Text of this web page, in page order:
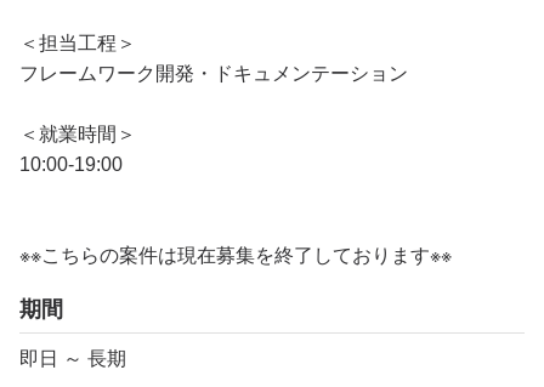
＜担当工程＞
フレームワーク開発・ドキュメンテーション
＜就業時間＞
10:00-19:00
※※こちらの案件は現在募集を終了しております※※
期間
即日 ～ 長期